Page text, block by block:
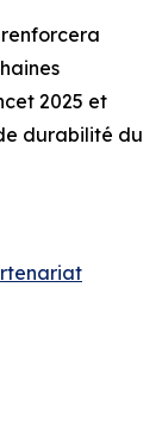
2025 et
durabilité du